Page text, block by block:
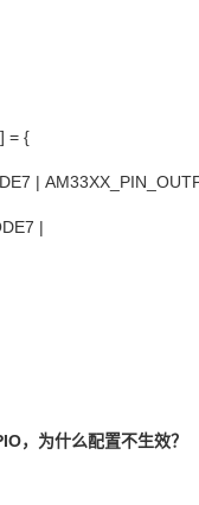
= {
|
|
，为什么配置不生效？